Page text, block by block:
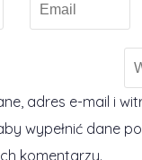
adres e-mail i
wypełnić dane
komentarzy.